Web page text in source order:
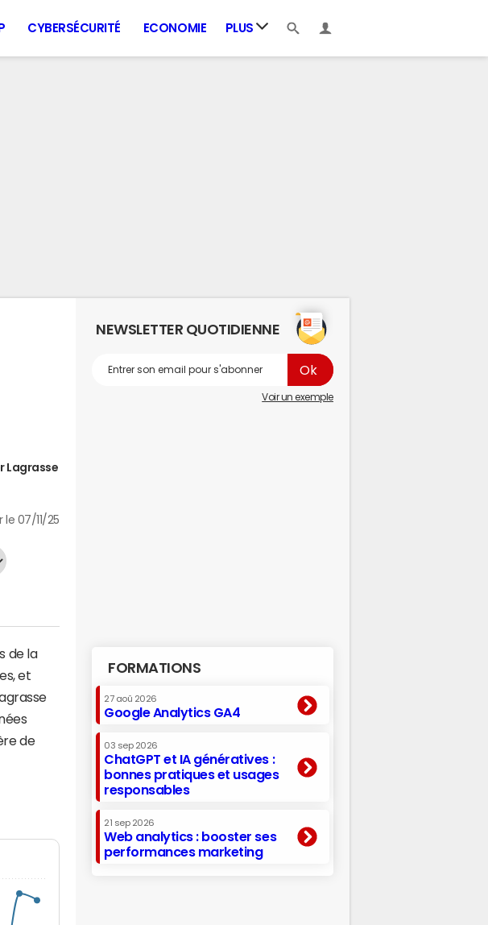
CYBERSÉCURITÉ ECONOMIE PLUS
Lagrasse
le 07/11/25
de la
et
de
NEWSLETTER QUOTIDIENNE
Voir un exemple
FORMATIONS
27 aoû 2026
Google Analytics GA4
03 sep 2026
ChatGPT et IA génératives :
bonnes pratiques et usages
responsables
21 sep 2026
Web analytics : booster ses
performances marketing